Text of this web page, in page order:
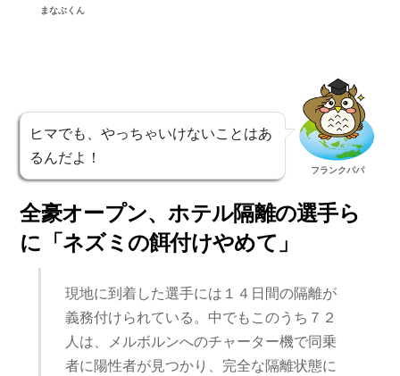
まなぶくん
ヒマでも、やっちゃいけないことはあ
るんだよ！
フランクパパ
全豪オープン、ホテル隔離の選手ら
に「ネズミの餌付けやめて」
現地に到着した選手には１４日間の隔離が
義務付けられている。中でもこのうち７２
人は、メルボルンへのチャーター機で同乗
者に陽性者が見つかり、完全な隔離状態に